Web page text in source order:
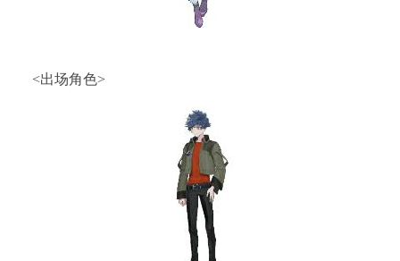
<出场角色>